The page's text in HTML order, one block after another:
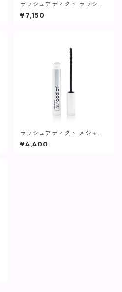
ラッシュアディクト ラッシュ
トランスカラ / 7m【まつ毛プ
ロテクター】
¥7,150
ラッシュアディクト メジャー
エクステンション マスカラ / 8
ml【ロングマスカラ】
¥4,400